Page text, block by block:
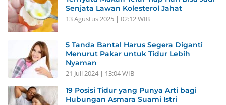
Senjata Lawan Kolesterol Jahat
13 Agustus 2025 | 02:12 WIB
5 Tanda Bantal Harus Segera Diganti
Menurut Pakar untuk Tidur Lebih
Nyaman
21 Juli 2024 | 13:04 WIB
19 Posisi Tidur yang Punya Arti bagi
Hubungan Asmara Suami Istri